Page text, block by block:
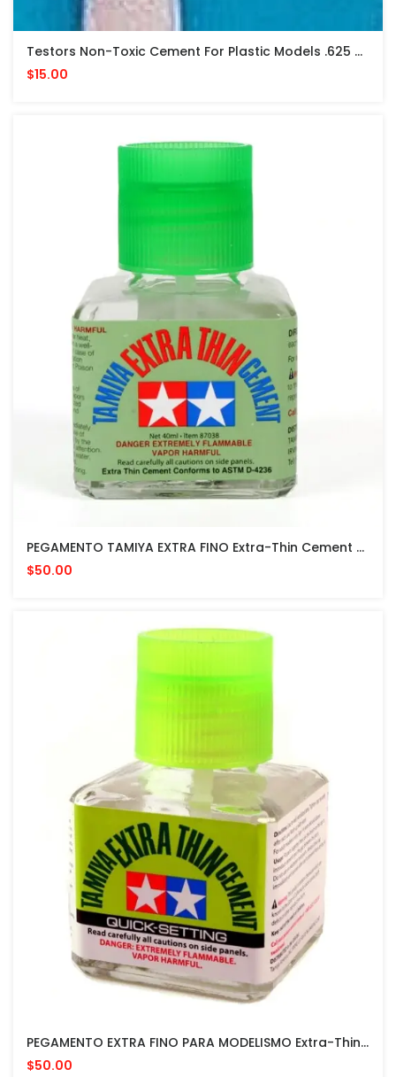
Testors Non-Toxic Cement For Plastic Models .625 Oz PEGAMENTO NO TOXICO
$15.00
PEGAMENTO TAMIYA EXTRA FINO Extra-Thin Cement 40 ML MADE IN JAPAN Quick Setting Version
$50.00
PEGAMENTO EXTRA FINO PARA MODELISMO Extra-Thin Cement MADE IN JAPAN
$50.00